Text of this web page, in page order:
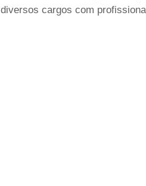
diversos cargos com